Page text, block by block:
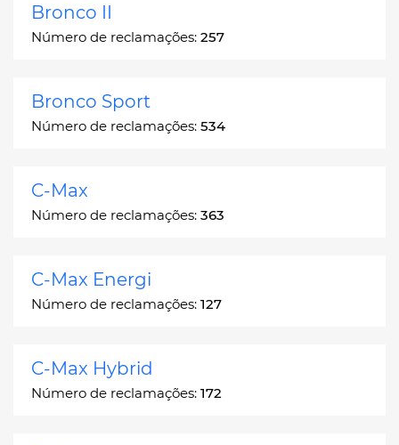
Bronco II
Número de reclamações: 257
Bronco Sport
Número de reclamações: 534
C-Max
Número de reclamações: 363
C-Max Energi
Número de reclamações: 127
C-Max Hybrid
Número de reclamações: 172